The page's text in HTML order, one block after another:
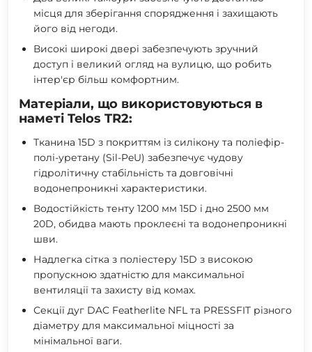
місця для зберігання спорядження і захищають
його від негоди.
Високі широкі двері забезпечують зручний
доступ і великий огляд на вулицю, що робить
інтер'єр більш комфортним.
Матеріали, що використовуються в
наметі Telos TR2:
Тканина 15D з покриттям із силікону та поліефір-
полі-уретану (Sil-PeU) забезпечує чудову
гідролітичну стабільність та довговічні
водонепроникні характеристики.
Водостійкість тенту 1200 мм 15D і дно 2500 мм
20D, обидва мають проклеєні та водонепроникні
шви.
Надлегка сітка з поліестеру 15D з високою
пропускною здатністю для максимальної
вентиляції та захисту від комах.
Секції дуг DAC Featherlite NFL та PRESSFIT різного
діаметру для максимальної міцності за
мінімальної ваги.